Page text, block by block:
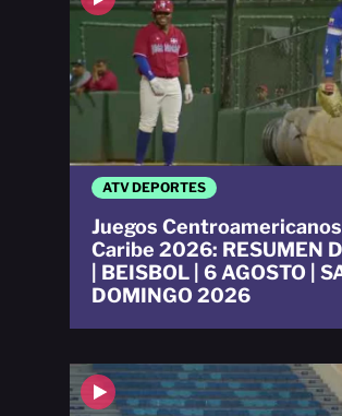
ATV DEPORTES
Juegos
Caribe 2026: RESUMEN
| BEISBOL | 6 AGOSTO |
DOMINGO 2026